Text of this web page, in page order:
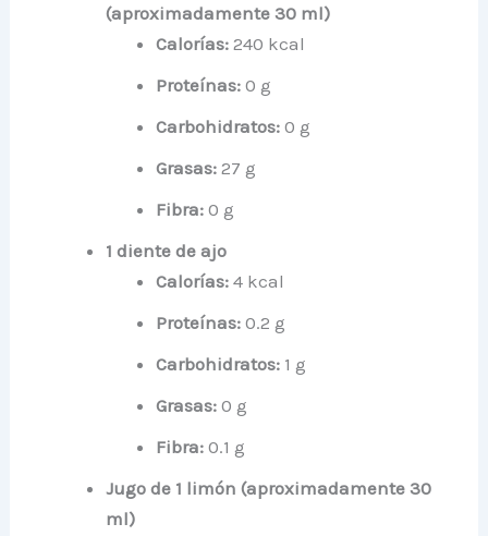
(aproximadamente 30 ml)
Calorías:240 kcal
Proteínas:0 g
Carbohidratos:0 g
Grasas:27 g
Fibra:0 g
1 diente de ajo
Calorías:4 kcal
Proteínas:0.2 g
Carbohidratos:1 g
Grasas:0 g
Fibra:0.1 g
Jugo de 1 limón (aproximadamente 30
ml)